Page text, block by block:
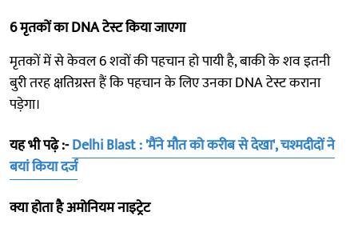
6 मृतकों का DNA टेस्ट किया जाएगा
मृतकों में से केवल 6 शवों की पहचान हो पायी है, बाकी के शव इतनी
बुरी तरह क्षतिग्रस्त हैं कि पहचान के लिए उनका DNA टेस्ट कराना
पड़ेगा।
यह भी पढ़े :-Delhi Blast : 'मैंने मौत को करीब से देखा', चश्मदीदों ने
बयां किया दर्ज
क्या होता है अमोनियम नाइट्रेट